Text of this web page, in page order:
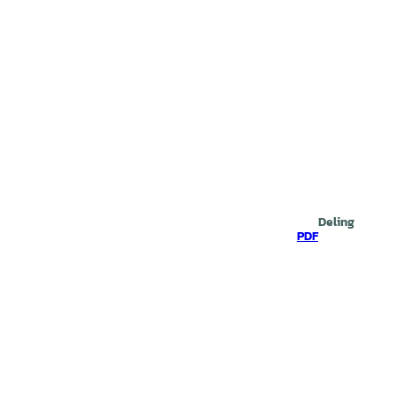
PDF
Deling